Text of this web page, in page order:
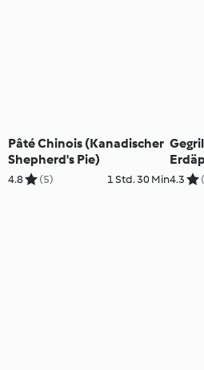
Pâté Chinois (Kanadischer
Shepherd's Pie)
4.8 (5) 1 Std. 30 Min4.3